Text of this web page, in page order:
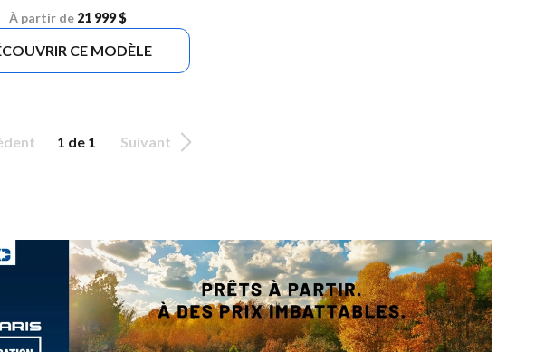
À partir de 21 999 $
CE MODÈLE
1 de 1 Suivant